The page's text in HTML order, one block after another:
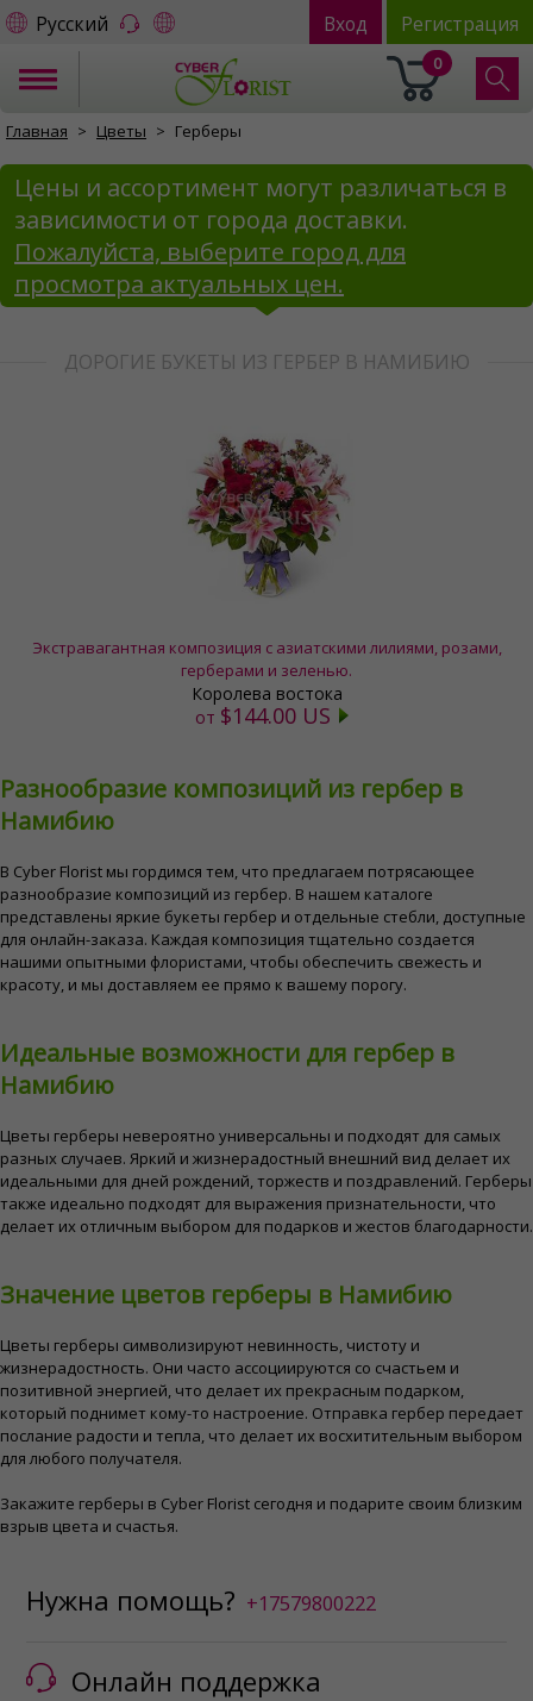
Русский Вход Регистрация
0
Главная Цветы Герберы
Цены и ассортимент могут различаться в
зависимости от города доставки.
Пожалуйста, выберите город для
просмотра актуальных цен.
ДОРОГИЕ БУКЕТЫ ИЗ ГЕРБЕР В НАМИБИЮ
Экстравагантная композиция с азиатскими лилиями, розами,
герберами и зеленью.
Королева востока
от $144.00 US
Разнообразие композиций из гербер в
Намибию
В Cyber ​​Florist мы гордимся тем, что предлагаем потрясающее
разнообразие композиций из гербер. В нашем каталоге
представлены яркие букеты гербер и отдельные стебли, доступные
для онлайн-заказа. Каждая композиция тщательно создается
нашими опытными флористами, чтобы обеспечить свежесть и
красоту, и мы доставляем ее прямо к вашему порогу.
Идеальные возможности для гербер в
Намибию
Цветы герберы невероятно универсальны и подходят для самых
разных случаев. Яркий и жизнерадостный внешний вид делает их
идеальными для дней рождений, торжеств и поздравлений. Герберы
также идеально подходят для выражения признательности, что
делает их отличным выбором для подарков и жестов благодарности.
Значение цветов герберы в Намибию
Цветы герберы символизируют невинность, чистоту и
жизнерадостность. Они часто ассоциируются со счастьем и
позитивной энергией, что делает их прекрасным подарком,
который поднимет кому-то настроение. Отправка гербер передает
послание радости и тепла, что делает их восхитительным выбором
для любого получателя.
Закажите герберы в Cyber ​​Florist сегодня и подарите своим близким
взрыв цвета и счастья.
Нужна помощь? +17579800222
Онлайн поддержка